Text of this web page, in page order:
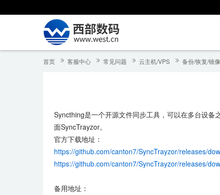
首页 客服中心 常见问题 云主机/VPS 备份/恢复/镜像
Syncthing是一个开源文件同步工具，可以在多台设备
面SyncTrayzor。
官方下载地址：
https://github.com/canton7/SyncTrayzor/releases/
https://github.com/canton7/SyncTrayzor/releases/
备用地址：